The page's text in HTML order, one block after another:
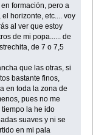
formación, pero a
horizonte, etc.... voy
al ver que estoy
de mi popa...... de
de 7 o 7,5
que las otras, si
bastante finos,
en toda la zona de
pues no me
la he ido
suaves y ni se
en mi pala